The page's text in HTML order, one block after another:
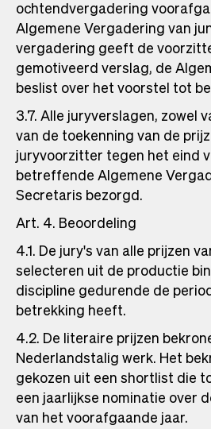
ochtendvergadering
Algemene Vergadering van
vergadering geeft de
gemotiveerd verslag, de
beslist over het voorstel tot
3.7. Alle juryverslagen, zowel
van de toekenning van de
juryvoorzitter tegen het eind
betreffende Algemene
Secretaris bezorgd.
Art. 4. Beoordeling
4.1. De jury's van alle prijzen
selecteren uit de productie
discipline gedurende de
betrekking heeft.
4.2. De literaire prijzen
Nederlandstalig werk. Het
gekozen uit een shortlist die
een jaarlijkse nominatie over
van het voorafgaande jaar.